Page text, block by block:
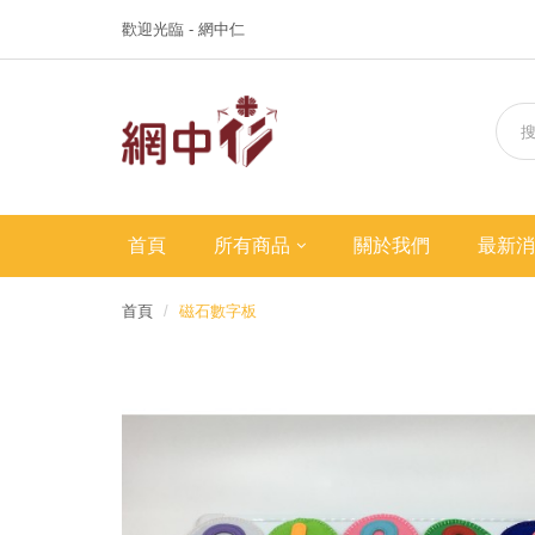
歡迎光臨 - 網中仁
首頁 所有商品 關於我們 最新
首頁 磁石數字板